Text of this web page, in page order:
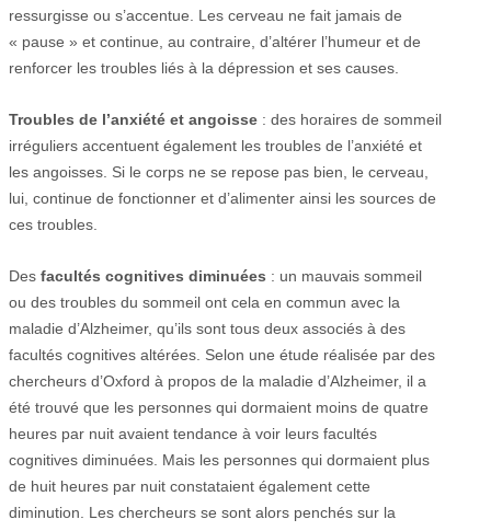
ressurgisse ou s’accentue. Les cerveau ne fait jamais de
« pause » et continue, au contraire, d’altérer l’humeur et de
renforcer les troubles liés à la dépression et ses causes.
Troubles de l’anxiété et angoisse : des horaires de sommeil
irréguliers accentuent également les troubles de l’anxiété et
les angoisses. Si le corps ne se repose pas bien, le cerveau,
lui, continue de fonctionner et d’alimenter ainsi les sources de
ces troubles.
Des facultés cognitives diminuées : un mauvais sommeil
ou des troubles du sommeil ont cela en commun avec la
maladie d’Alzheimer, qu’ils sont tous deux associés à des
facultés cognitives altérées. Selon une étude réalisée par des
chercheurs d’Oxford à propos de la maladie d’Alzheimer, il a
été trouvé que les personnes qui dormaient moins de quatre
heures par nuit avaient tendance à voir leurs facultés
cognitives diminuées. Mais les personnes qui dormaient plus
de huit heures par nuit constataient également cette
diminution. Les chercheurs se sont alors penchés sur la